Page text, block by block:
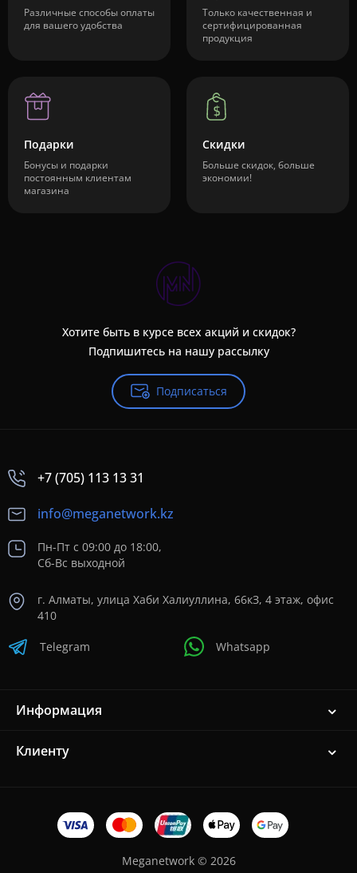
Различные способы оплаты
для вашего удобства
Только качественная и
сертифицированная
продукция
Подарки
Бонусы и подарки
постоянным клиентам
магазина
Скидки
Больше скидок, больше
экономии!
Хотите быть в курсе всех акций и скидок?
Подпишитесь на нашу рассылку
Подписаться
+7 (705) 113 13 31
info@meganetwork.kz
Пн-Пт с 09:00 до 18:00,
Сб-Вс выходной
г. Алматы, улица Хаби Халиуллина, 66кЗ, 4 этаж, офис
410
Telegram Whatsapp
Информация
Клиенту
Meganetwork © 2026